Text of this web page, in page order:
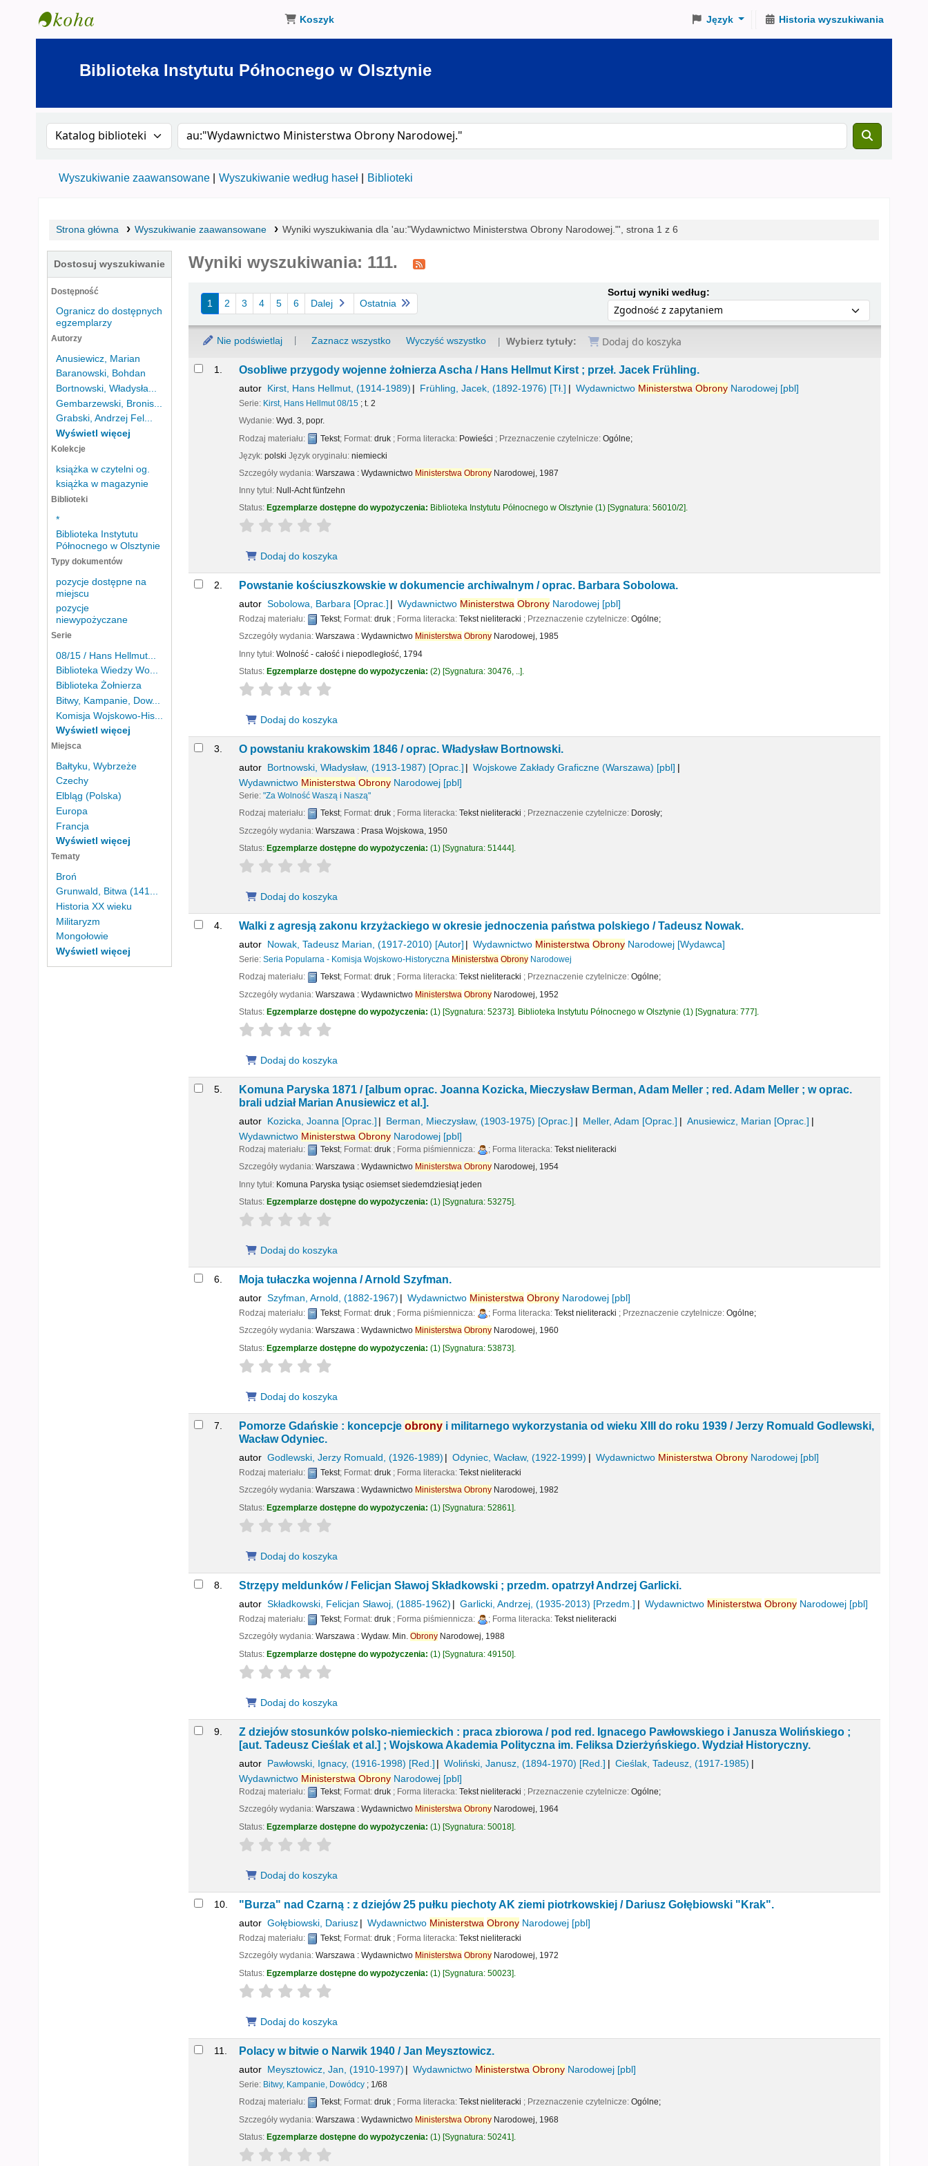
Biblioteka Instytutu Północnego w Olsztynie
Koszyk Język Historia wyszukiwania
Biblioteka Instytutu Północnego w Olsztynie
Szukaj w katalogu po: Szukaj w katalogu
Wyszukiwanie zaawansowane Wyszukiwanie według haseł Biblioteki
Strona główna Wyszukiwanie zaawansowane Wyniki wyszukiwania dla 'au:"Wydawnictwo Ministerstwa Obrony Narodowej."', strona 1 z 6
Dostosuj wyszukiwanie
Dostępność
Ogranicz do dostępnych
egzemplarzy
Autorzy
Anusiewicz, Marian
Baranowski, Bohdan
Bortnowski, Władysła...
Gembarzewski, Bronis...
Grabski, Andrzej Fel...
Wyświetl więcej
Kolekcje
książka w czytelni og.
książka w magazynie
Biblioteki
*
Biblioteka Instytutu
Północnego w Olsztynie
Typy dokumentów
pozycje dostępne na
miejscu
pozycje
niewypożyczane
Serie
08/15 / Hans Hellmut...
Biblioteka Wiedzy Wo...
Biblioteka Żołnierza
Bitwy, Kampanie, Dow...
Komisja Wojskowo-His...
Wyświetl więcej
Miejsca
Bałtyku, Wybrzeże
Czechy
Elbląg (Polska)
Europa
Francja
Wyświetl więcej
Tematy
Broń
Grunwald, Bitwa (141...
Historia XX wieku
Militaryzm
Mongołowie
Wyświetl więcej
Wyniki wyszukiwania: 111.
Sortuj
1 2 3 4 5 6 Dalej Ostatnia
Sortuj wyniki według:Sortuj według:
Nie podświetlaj Zaznacz wszystko Wyczyść wszystko Wybierz tytuły: Dodaj do koszyka
Wyniki1. Osobliwe przygody wojenne żołnierza Ascha / Hans Hellmut Kirst ; przeł. Jacek Frühling.
autor Kirst, Hans Hellmut, (1914-1989) Frühling, Jacek , (1892-1976) [Tł.] Wydawnictwo Ministerstwa Obrony Narodowej [pbl]
Serie: Kirst, Hans Hellmut 08/15 ; t. 2
Wydanie:Wyd. 3, popr.
Rodzaj materiału:
Tekst; Format:druk ; Forma literacka: Powieści ; Przeznaczenie czytelnicze:Ogólne;
Język:polski Język oryginału:niemiecki
Szczegóły wydania:Warszawa : Wydawnictwo Ministerstwa Obrony Narodowej, 1987
Inny tytuł: Null-Acht fünfzehn
Status: Egzemplarze dostępne do wypożyczenia: Biblioteka Instytutu Północnego w Olsztynie (1) Sygnatura:56010/2 .
star rating
Dodaj do koszyka
2. Powstanie kościuszkowskie w dokumencie archiwalnym /oprac. Barbara Sobolowa.
autor Sobolowa, Barbara [Oprac.] Wydawnictwo Ministerstwa Obrony Narodowej [pbl]
Rodzaj materiału: Tekst; Format:druk ; Forma literacka:Tekst nieliteracki ; Przeznaczenie czytelnicze:Ogólne;
Szczegóły wydania:Warszawa : Wydawnictwo Ministerstwa Obrony Narodowej, 1985
Inny tytuł:Wolność - całość i niepodległość, 1794
Status:Egzemplarze dostępne do wypożyczenia:(2) Sygnatura:30476, ..
star rating
Dodaj do koszyka
3. O powstaniu krakowskim 1846 /oprac. Władysław Bortnowski.
autor Bortnowski, Władysław, (1913-1987) [Oprac.] Wojskowe Zakłady Graficzne (Warszawa) [pbl]
Wydawnictwo Ministerstwa Obrony Narodowej [pbl]
Serie:"Za Wolność Waszą i Naszą"
Rodzaj materiału:
Tekst; Format:druk ; Forma literacka:Tekst nieliteracki ; Przeznaczenie czytelnicze: Dorosły;
Szczegóły wydania:Warszawa : Prasa Wojskowa, 1950
Status:Egzemplarze dostępne do wypożyczenia:(1) Sygnatura:51444
star rating
Dodaj do koszyka
4. Walki z agresją zakonu krzyżackiego w okresie jednoczenia państwa polskiego /Tadeusz Nowak.
autor Nowak, Tadeusz Marian , (1917-2010) [Autor] Wydawnictwo Ministerstwa Obrony Narodowej [Wydawca]
Serie:Seria Popularna - Komisja Wojskowo-Historyczna Ministerstwa Obrony Narodowej
Rodzaj materiału:
Tekst; Format:druk ; Forma literacka:Tekst nieliteracki ; Przeznaczenie czytelnicze:Ogólne;
Szczegóły wydania:Warszawa : Wydawnictwo Ministerstwa Obrony Narodowej, 1952
Status:Egzemplarze dostępne do wypożyczenia:(1) Sygnatura:52373 Biblioteka Instytutu Północnego w Olsztynie (1) Sygnatura:777
star rating
Dodaj do koszyka
5. Komuna Paryska 1871 / [album oprac. Joanna Kozicka, Mieczysław Berman, Adam Meller ; red. Adam Meller ; w oprac.
brali udział Marian Anusiewicz et al.].
autor Kozicka, Joanna [Oprac.] Berman, Mieczysław, (1903-1975) [Oprac.] Meller, Adam [Oprac.] Anusiewicz, Marian [Oprac.]
Wydawnictwo Ministerstwa Obrony Narodowej [pbl]
Rodzaj materiału: Tekst; Format:druk ; Forma piśmiennicza: ; Forma literacka:Tekst nieliteracki
Szczegóły wydania:Warszawa : Wydawnictwo Ministerstwa Obrony Narodowej, 1954
Inny tytuł: Komuna Paryska tysiąc osiemset siedemdziesiąt jeden
Status:Egzemplarze dostępne do wypożyczenia:(1) Sygnatura:53275
star rating
Dodaj do koszyka
6. Moja tułaczka wojenna /Arnold Szyfman.
autor Szyfman, Arnold , (1882-1967) Wydawnictwo Ministerstwa Obrony Narodowej [pbl]
Rodzaj materiału: Tekst; Format:druk ; Forma piśmiennicza: ; Forma literacka:Tekst nieliteracki ; Przeznaczenie czytelnicze:Ogólne;
Szczegóły wydania:Warszawa : Wydawnictwo Ministerstwa Obrony Narodowej, 1960
Status:Egzemplarze dostępne do wypożyczenia:(1) Sygnatura:53873
star rating
Dodaj do koszyka
7. Pomorze Gdańskie : koncepcjeobrony i militarnego wykorzystania od wieku XIII do roku 1939 /Jerzy Romuald Godlewski,
Wacław Odyniec.
autor Godlewski, Jerzy Romuald , (1926-1989) Odyniec, Wacław, (1922-1999) Wydawnictwo Ministerstwa Obrony Narodowej [pbl]
Rodzaj materiału: Tekst; Format:druk ; Forma literacka:Tekst nieliteracki
Szczegóły wydania:Warszawa : Wydawnictwo Ministerstwa Obrony Narodowej, 1982
Status:Egzemplarze dostępne do wypożyczenia:(1) Sygnatura:52861
star rating
Dodaj do koszyka
8. Strzępy meldunków / Felicjan Sławoj Składkowski ; przedm. opatrzył Andrzej Garlicki.
autor Składkowski, Felicjan Sławoj, (1885-1962) Garlicki, Andrzej , (1935-2013) [Przedm.] Wydawnictwo Ministerstwa Obrony Narodowej [pbl]
Rodzaj materiału: Tekst; Format:druk ; Forma piśmiennicza: ; Forma literacka:Tekst nieliteracki
Szczegóły wydania:Warszawa : Wydaw. Min.Obrony Narodowej, 1988
Status:Egzemplarze dostępne do wypożyczenia:(1) Sygnatura:49150
star rating
Dodaj do koszyka
9. Z dziejów stosunków polsko-niemieckich : praca zbiorowa / pod red. Ignacego Pawłowskiego i Janusza Wolińskiego ;
[aut. Tadeusz Cieślak et al.] ; Wojskowa Akademia Polityczna im. Feliksa Dzierżyńskiego. Wydział Historyczny.
autor Pawłowski, Ignacy, (1916-1998) [Red.] Woliński, Janusz , (1894-1970) [Red.] Cieślak, Tadeusz , (1917-1985)
Wydawnictwo Ministerstwa Obrony Narodowej [pbl]
Rodzaj materiału: Tekst; Format:druk ; Forma literacka:Tekst nieliteracki ; Przeznaczenie czytelnicze:Ogólne;
Szczegóły wydania:Warszawa : Wydawnictwo Ministerstwa Obrony Narodowej, 1964
Status:Egzemplarze dostępne do wypożyczenia:(1) Sygnatura:50018
star rating
Dodaj do koszyka
10. "Burza" nad Czarną : z dziejów 25 pułku piechoty AK ziemi piotrkowskiej / Dariusz Gołębiowski "Krak".
autor Gołębiowski, Dariusz Wydawnictwo Ministerstwa Obrony Narodowej [pbl]
Rodzaj materiału: Tekst; Format:druk ; Forma literacka:Tekst nieliteracki
Szczegóły wydania:Warszawa : Wydawnictwo Ministerstwa Obrony Narodowej, 1972
Status:Egzemplarze dostępne do wypożyczenia:(1) Sygnatura:50023
star rating
Dodaj do koszyka
11. Polacy w bitwie o Narwik 1940 /Jan Meysztowicz.
autor Meysztowicz, Jan , (1910-1997) Wydawnictwo Ministerstwa Obrony Narodowej [pbl]
Serie: Bitwy, Kampanie, Dowódcy ; 1/68
Rodzaj materiału:
Tekst; Format:druk ; Forma literacka:Tekst nieliteracki ; Przeznaczenie czytelnicze:Ogólne;
Szczegóły wydania:Warszawa : Wydawnictwo Ministerstwa Obrony Narodowej, 1968
Status:Egzemplarze dostępne do wypożyczenia:(1) Sygnatura:50241
star rating